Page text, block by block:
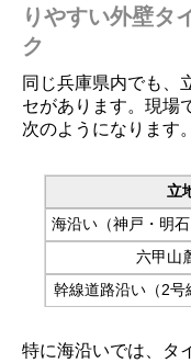
りやすい外壁タ
ク
同じ兵庫県内でも、
セがあります。現場
次のようになります。
立
海沿い（神戸・明
六甲山
幹線道路沿い（2号
特に海沿いでは、タ